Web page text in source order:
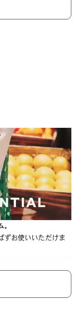
。
ずお使いいただけま